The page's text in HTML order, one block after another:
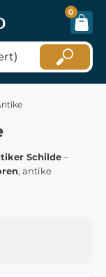
0
Schilde–
, antike